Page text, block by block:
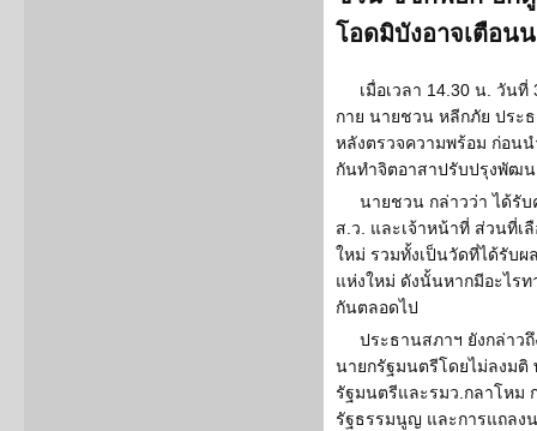
โอดมิบังอาจเตือน
เมื่อเวลา 14.30 น. วัน
กาย นายชวน หลีกภัย ประ
หลังตรวจความพร้อม ก่อน
กันทำจิตอาสาปรับปรุงพัฒ
นายชวน กล่าวว่า ได้รั
ส.ว. และเจ้าหน้าที่ ส่วนที่เ
ใหม่ รวมทั้งเป็นวัดที่ได้รับผ
แห่งใหม่ ดังนั้นหากมีอะไร
กันตลอดไป
ประธานสภาฯ ยังกล่าว
นายกรัฐมนตรีโดยไม่ลงมติ
รัฐมนตรีและรมว.กลาโหม
รัฐธรรมนูญ และการแถลง